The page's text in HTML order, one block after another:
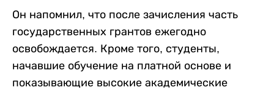
Он напомнил, что после зачисления часть
государственных грантов ежегодно
освобождается. Кроме того, студенты,
начавшие обучение на платной основе и
показывающие высокие академические